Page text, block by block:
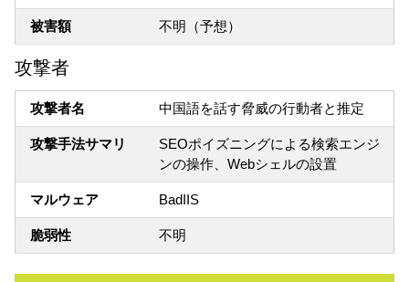
被害額 不明（予想）
攻撃者
攻撃者名 中国語を話す脅威の行動者と推定
攻撃手法サマリ
SEOポイズニングによる検索エンジ
ンの操作、Webシェルの設置
マルウェア BadIIS
脆弱性 不明